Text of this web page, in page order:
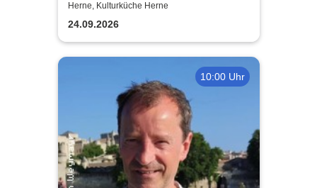
Herne, Kulturküche Herne
24.09.2026
10:00 Uhr